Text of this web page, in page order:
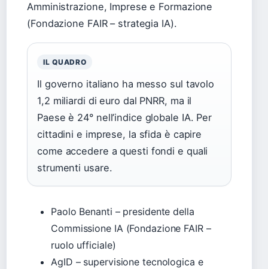
Amministrazione, Imprese e Formazione
(Fondazione FAIR – strategia IA).
IL QUADRO
Il governo italiano ha messo sul tavolo
1,2 miliardi di euro dal PNRR, ma il
Paese è 24° nell’indice globale IA. Per
cittadini e imprese, la sfida è capire
come accedere a questi fondi e quali
strumenti usare.
Paolo Benanti – presidente della
Commissione IA (Fondazione FAIR –
ruolo ufficiale)
AgID – supervisione tecnologica e